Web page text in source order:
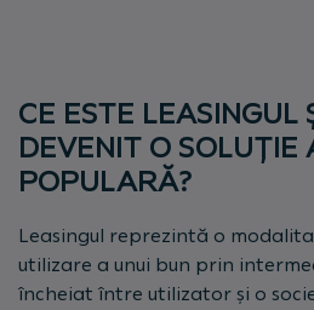
CE ESTE LEASINGUL
DEVENIT O SOLUȚIE
POPULARĂ?
Leasingul reprezintă o
utilizare a unui bun prin
încheiat între utilizator și o